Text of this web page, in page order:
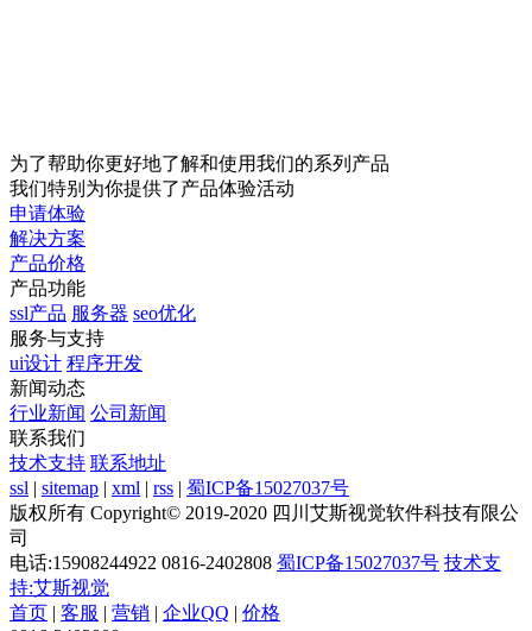
为了帮助你更好地了解和使用我们的系列产品
我们特别为你提供了产品体验活动
申请体验
解决方案
产品价格
产品功能
ssl产品 服务器 seo优化
服务与支持
ui设计 程序开发
新闻动态
行业新闻 公司新闻
联系我们
技术支持 联系地址
ssl | sitemap | xml | rss | 蜀ICP备15027037号
版权所有 Copyright© 2019-2020 四川艾斯视觉软件科技有限公
司
电话:15908244922 0816-2402808 蜀ICP备15027037号 技术支
持:艾斯视觉
首页 | 客服 | 营销 | 企业QQ | 价格